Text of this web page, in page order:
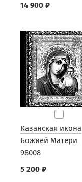
14 900 ₽
Казанская икона
Божией Матери
98008
5 200 ₽